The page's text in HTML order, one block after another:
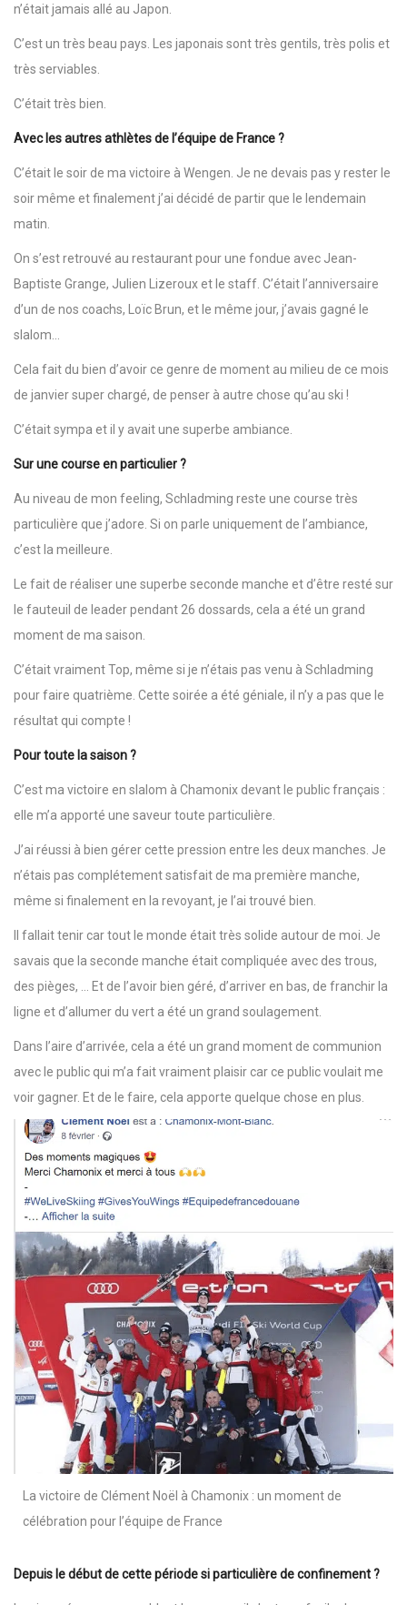
n’était jamais allé au Japon.
C’est un très beau pays. Les japonais sont très gentils, très polis et
très serviables.
C’était très bien.
Avec les autres athlètes de l’équipe de France ?
C’était le soir de ma victoire à Wengen. Je ne devais pas y rester le
soir même et finalement j’ai décidé de partir que le lendemain
matin.
On s’est retrouvé au restaurant pour une fondue avec Jean-
Baptiste Grange, Julien Lizeroux et le staff. C’était l’anniversaire
d’un de nos coachs, Loïc Brun, et le même jour, j’avais gagné le
slalom…
Cela fait du bien d’avoir ce genre de moment au milieu de ce mois
de janvier super chargé, de penser à autre chose qu’au ski !
C’était sympa et il y avait une superbe ambiance.
Sur une course en particulier ?
Au niveau de mon feeling, Schladming reste une course très
particulière que j’adore. Si on parle uniquement de l’ambiance,
c’est la meilleure.
Le fait de réaliser une superbe seconde manche et d’être resté sur
le fauteuil de leader pendant 26 dossards, cela a été un grand
moment de ma saison.
C’était vraiment Top, même si je n’étais pas venu à Schladming
pour faire quatrième. Cette soirée a été géniale, il n’y a pas que le
résultat qui compte !
Pour toute la saison ?
C’est ma victoire en slalom à Chamonix devant le public français :
elle m’a apporté une saveur toute particulière.
J’ai réussi à bien gérer cette pression entre les deux manches. Je
n’étais pas complétement satisfait de ma première manche,
même si finalement en la revoyant, je l’ai trouvé bien.
Il fallait tenir car tout le monde était très solide autour de moi. Je
savais que la seconde manche était compliquée avec des trous,
des pièges, … Et de l’avoir bien géré, d’arriver en bas, de franchir la
ligne et d’allumer du vert a été un grand soulagement.
Dans l’aire d’arrivée, cela a été un grand moment de communion
avec le public qui m’a fait vraiment plaisir car ce public voulait me
voir gagner. Et de le faire, cela apporte quelque chose en plus.
La victoire de Clément Noël à Chamonix : un moment de
célébration pour l’équipe de France
Depuis le début de cette période si particulière de confinement ?